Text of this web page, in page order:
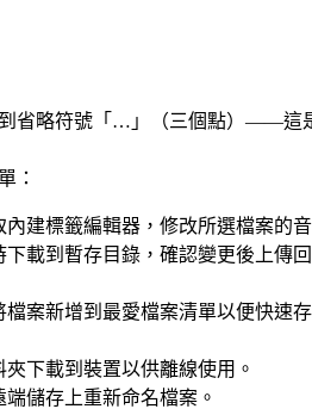
省略符號「…」（三個點）——這
：
內建標籤編輯器，修改所選檔案的音
載到暫存目錄，確認變更後上傳回
檔案新增到最愛檔案清單以便快速存
夾下載到裝置以供離線使用。
端儲存上重新命名檔案。